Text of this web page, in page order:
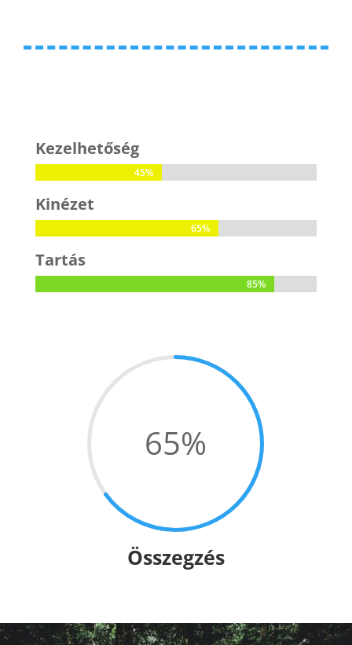
Kezelhetőség
45%
45%
Kinézet
65%
65%
Tartás
85%
85%
65%
Összegzés